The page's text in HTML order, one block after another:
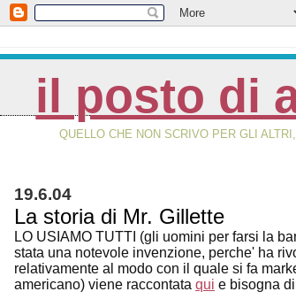
il posto di
QUELLO CHE NON SCRIVO PER GLI
19.6.04
La storia di Mr. Gillette
LO USIAMO TUTTI (gli uomini per farsi la
stata una notevole invenzione, perche' ha
relativamente al modo con il quale si fa
americano) viene raccontata qui e bisogna